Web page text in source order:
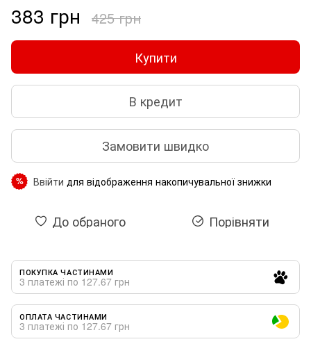
383 грн 425 грн
Купити
В кредит
Замовити швидко
% Ввійти для відображення накопичувальної знижки
До обраного Порівняти
ПОКУПКА ЧАСТИНАМИ
3 платежі по 127.67 грн
ОПЛАТА ЧАСТИНАМИ
3 платежі по 127.67 грн